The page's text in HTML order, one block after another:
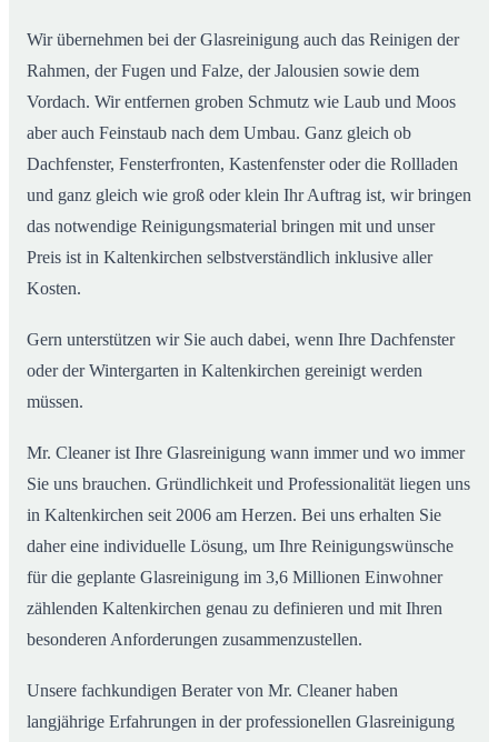
Wir übernehmen bei der Glasreinigung auch das Reinigen der
Rahmen, der Fugen und Falze, der Jalousien sowie dem
Vordach. Wir entfernen groben Schmutz wie Laub und Moos
aber auch Feinstaub nach dem Umbau. Ganz gleich ob
Dachfenster, Fensterfronten, Kastenfenster oder die Rollladen
und ganz gleich wie groß oder klein Ihr Auftrag ist, wir bringen
das notwendige Reinigungsmaterial bringen mit und unser
Preis ist in Kaltenkirchen selbstverständlich inklusive aller
Kosten.
Gern unterstützen wir Sie auch dabei, wenn Ihre Dachfenster
oder der Wintergarten in Kaltenkirchen gereinigt werden
müssen.
Mr. Cleaner ist Ihre Glasreinigung wann immer und wo immer
Sie uns brauchen. Gründlichkeit und Professionalität liegen uns
in Kaltenkirchen seit 2006 am Herzen. Bei uns erhalten Sie
daher eine individuelle Lösung, um Ihre Reinigungswünsche
für die geplante Glasreinigung im 3,6 Millionen Einwohner
zählenden Kaltenkirchen genau zu definieren und mit Ihren
besonderen Anforderungen zusammenzustellen.
Unsere fachkundigen Berater von Mr. Cleaner haben
langjährige Erfahrungen in der professionellen Glasreinigung